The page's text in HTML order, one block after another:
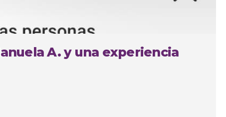
A. y una experiencia